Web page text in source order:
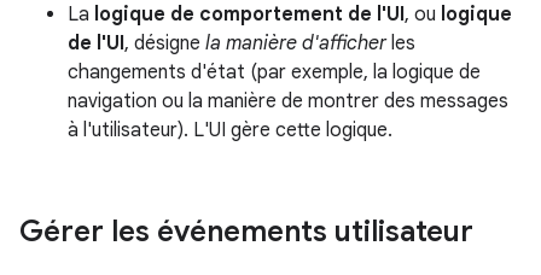
La logique de comportement de l'UI, ou logique
de l'UI, désigne la manière d'afficherles
changements d'état (par exemple, la logique de
navigation ou la manière de montrer des messages
à l'utilisateur). L'UI gère cette logique.
Gérer les événements utilisateur